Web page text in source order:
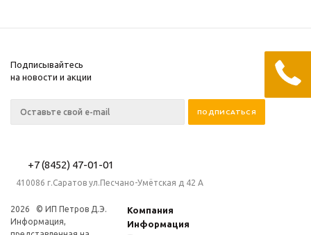
Подписывайтесь
на новости и акции
+7 (8452) 47-01-01
410086 г.Саратов ул.Песчано-Умётская д 42 А
2026 © ИП Петров Д.Э.
Информация,
Компания
Информация